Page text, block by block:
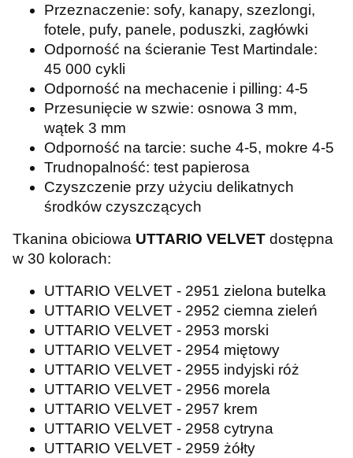
Przeznaczenie: sofy, kanapy, szezlongi,
fotele, pufy, panele, poduszki, zagłówki
Odporność na ścieranie Test Martindale:
45 000 cykli
Odporność na mechacenie i pilling: 4-5
Przesunięcie w szwie: osnowa 3 mm,
wątek 3 mm
Odporność na tarcie: suche 4-5, mokre 4-5
Trudnopalność: test papierosa
Czyszczenie przy użyciu delikatnych
środków czyszczących
Tkanina obiciowa UTTARIO VELVET dostępna
w 30 kolorach:
UTTARIO VELVET - 2951 zielona butelka
UTTARIO VELVET - 2952 ciemna zieleń
UTTARIO VELVET - 2953 morski
UTTARIO VELVET - 2954 miętowy
UTTARIO VELVET - 2955 indyjski róż
UTTARIO VELVET - 2956 morela
UTTARIO VELVET - 2957 krem
UTTARIO VELVET - 2958 cytryna
UTTARIO VELVET - 2959 żółty